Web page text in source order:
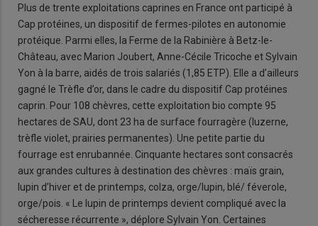
Plus de trente exploitations caprines en France ont participé à
Cap protéines, un dispositif de fermes-pilotes en autonomie
protéique. Parmi elles, la Ferme de la Rabinière à Betz-le-
Château, avec Marion Joubert, Anne-Cécile Tricoche et Sylvain
Yon à la barre, aidés de trois salariés (1,85 ETP). Elle a d’ailleurs
gagné le Trèfle d’or, dans le cadre du dispositif Cap protéines
caprin. Pour 108 chèvres, cette exploitation bio compte 95
hectares de SAU, dont 23 ha de surface fourragère (luzerne,
trèfle violet, prairies permanentes). Une petite partie du
fourrage est enrubannée. Cinquante hectares sont consacrés
aux grandes cultures à destination des chèvres : maïs grain,
lupin d’hiver et de printemps, colza, orge/lupin, blé/ féverole,
orge/pois. « Le lupin de printemps devient compliqué avec la
sécheresse récurrente », déplore Sylvain Yon. Certaines